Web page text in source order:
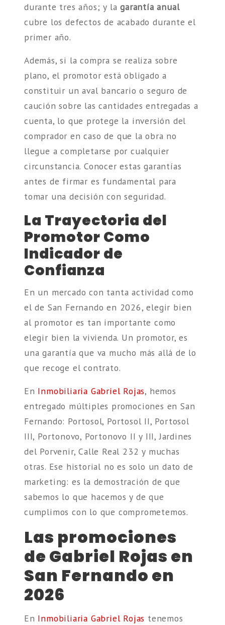
durante tres años; y lagarantía anual
cubre los defectos de acabado durante el
primer año.
Además, si la compra se realiza sobre
plano, el promotor está obligado a
constituir un aval bancario o seguro de
caución sobre las cantidades entregadas a
cuenta, lo que protege la inversión del
comprador en caso de que la obra no
llegue a completarse por cualquier
circunstancia. Conocer estas garantías
antes de firmar es fundamental para
tomar una decisión con seguridad.
La Trayectoria del
Promotor Como
Indicador de
Confianza
En un mercado con tanta actividad como
el de San Fernando en 2026, elegir bien
al promotor es tan importante como
elegir bien la vivienda. Un promotor, es
una garantía que va mucho más allá de lo
que recoge el contrato.
En Inmobiliaria Gabriel Rojas, hemos
entregado múltiples promociones en San
Fernando: Portosol, Portosol II, Portosol
III, Portonovo, Portonovo II y III, Jardines
del Porvenir, Calle Real 232 y muchas
otras. Ese historial no es solo un dato de
marketing: es la demostración de que
sabemos lo que hacemos y de que
cumplimos con lo que comprometemos.
Las promociones
de Gabriel Rojas en
San Fernando en
2026
En Inmobiliaria Gabriel Rojas tenemos